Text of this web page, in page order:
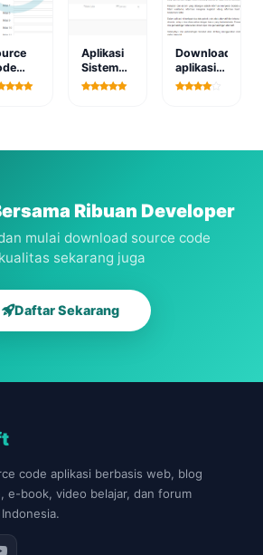
Aplikasi
Sistem
Perpustakaan
Download
aplikasi
spk
ahp
Ribuan Developer
mulai download source code
sekarang juga
Daftar Sekarang
code aplikasi berbasis web, blog
e-book, video belajar, dan forum